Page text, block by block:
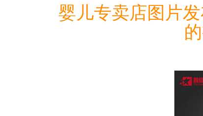
婴儿专卖店图片